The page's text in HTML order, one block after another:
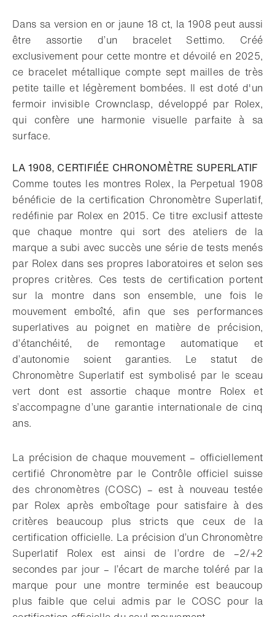
Dans sa version en or jaune 18 ct, la 1908 peut aussi
être assortie d’un bracelet Settimo. Créé
exclusivement pour cette montre et dévoilé en 2025,
ce bracelet métallique compte sept mailles de très
petite taille et légèrement bombées. Il est doté d'un
fermoir invisible Crownclasp, développé par Rolex,
qui confère une harmonie visuelle parfaite à sa
surface.
LA 1908, CERTIFIÉE CHRONOMÈTRE SUPERLATIF
Comme toutes les montres Rolex, la Perpetual 1908
bénéficie de la certification Chronomètre Superlatif,
redéfinie par Rolex en 2015. Ce titre exclusif atteste
que chaque montre qui sort des ateliers de la
marque a subi avec succès une série de tests menés
par Rolex dans ses propres laboratoires et selon ses
propres critères. Ces tests de certification portent
sur la montre dans son ensemble, une fois le
mouvement emboîté, afin que ses performances
superlatives au poignet en matière de précision,
d’étanchéité, de remontage automatique et
d’autonomie soient garanties. Le statut de
Chronomètre Superlatif est symbolisé par le sceau
vert dont est assortie chaque montre Rolex et
s’accompagne d’une garantie internationale de cinq
ans.
La précision de chaque mouvement – officiellement
certifié Chronomètre par le Contrôle officiel suisse
des chronomètres (COSC) – est à nouveau testée
par Rolex après emboîtage pour satisfaire à des
critères beaucoup plus stricts que ceux de la
certification officielle. La précision d’un Chronomètre
Superlatif Rolex est ainsi de l’ordre de –2/+2
secondes par jour – l’écart de marche toléré par la
marque pour une montre terminée est beaucoup
plus faible que celui admis par le COSC pour la